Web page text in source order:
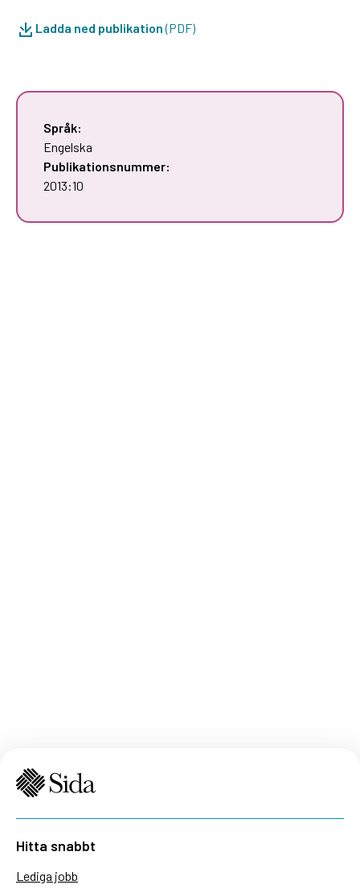
Ladda ned publikation(PDF)
Språk:
Engelska
Publikationsnummer:
2013:10
Hitta snabbt
Lediga jobb